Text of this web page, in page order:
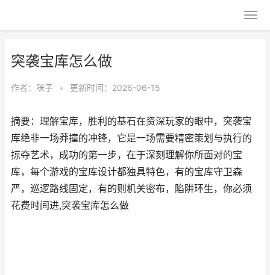
突袭宝库怎么做
作者： 咪子 • 更新时间：2026-06-15
摘要：理解宝库，胜利的基石在资深玩家的眼中，突袭宝
库绝非一场莽撞的冲锋，它是一场需要精密策划与执行的
掠夺艺术，成功的第一步，在于深刻理解你所面对的宝
库，每个游戏的宝库设计都独具特色，有的宝库守卫森
严，巡逻路线固定，有的则机关密布，陷阱环生，你必须
花费时间进,突袭宝库怎么做